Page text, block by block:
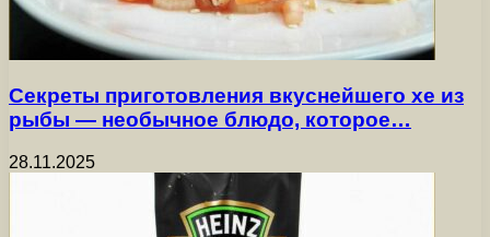
Секреты приготовления вкуснейшего хе из
рыбы — необычное блюдо, которое…
28.11.2025